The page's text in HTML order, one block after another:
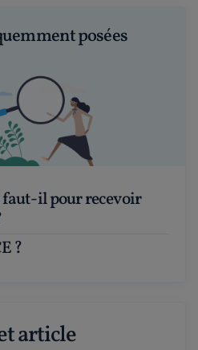
posées
?
article